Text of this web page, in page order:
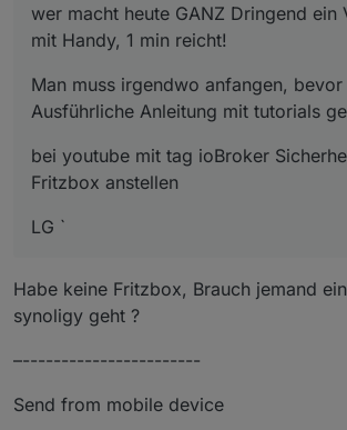
wer macht heute GANZ Dringend ein
mit Handy, 1 min reicht!
Man muss irgendwo anfangen, bevor
Ausführliche Anleitung mit tutorials
bei youtube mit tag ioBroker
Fritzbox anstellen
LG `
Habe keine Fritzbox, Brauch jemand
synoligy geht ?
–-----------------------
Send from mobile device